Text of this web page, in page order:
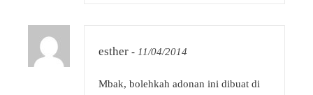
esther - 11/04/2014
Mbak, bolehkah adonan ini dibuat di